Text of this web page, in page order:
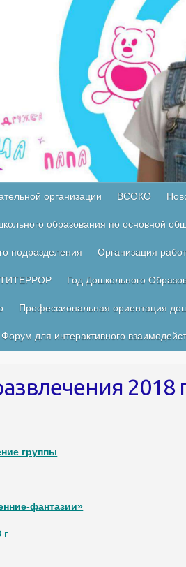
организации ВСОКО
образования по основной
подразделения Организация
Год Дошкольного
Профессиональная ориентация
Форум для интерактивного
2018
группы
фантазии»
г